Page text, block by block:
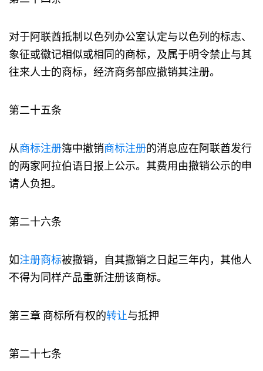
对于阿联酋抵制以色列办公室认定与以色列的标志、
象征或徽记相似或相同的商标，及属于明令禁止与其
往来人士的商标，经济商务部应撤销其注册。
第二十五条
从商标注册簿中撤销商标注册的消息应在阿联酋发行
的两家阿拉伯语日报上公示。其费用由撤销公示的申
请人负担。
第二十六条
如注册商标被撤销，自其撤销之日起三年内，其他人
不得为同样产品重新注册该商标。
第三章 商标所有权的转让与抵押
第二十七条